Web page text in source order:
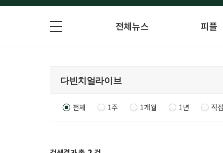
전체뉴스 피플
전체 1주 1개월 1년 직